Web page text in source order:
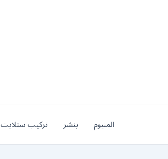
المنيوم بنشر تركيب ستلايت